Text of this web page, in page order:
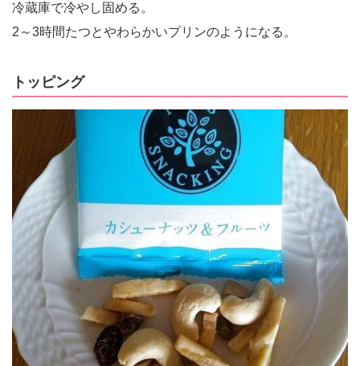
冷蔵庫で冷やし固める。
2～3時間たつとやわらかいプリンのようになる。
トッピング